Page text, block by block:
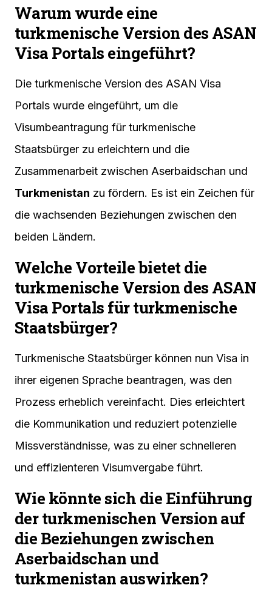
Warum wurde eine
turkmenische Version des ASAN
Visa Portals eingeführt?
Die turkmenische Version des ASAN Visa
Portals wurde eingeführt, um die
Visumbeantragung für turkmenische
Staatsbürger zu erleichtern und die
Zusammenarbeit zwischen Aserbaidschan und
Turkmenistan zu fördern. Es ist ein Zeichen für
die wachsenden Beziehungen zwischen den
beiden Ländern.
Welche Vorteile bietet die
turkmenische Version des ASAN
Visa Portals für turkmenische
Staatsbürger?
Turkmenische Staatsbürger können nun Visa in
ihrer eigenen Sprache beantragen, was den
Prozess erheblich vereinfacht. Dies erleichtert
die Kommunikation und reduziert potenzielle
Missverständnisse, was zu einer schnelleren
und effizienteren Visumvergabe führt.
Wie könnte sich die Einführung
der turkmenischen Version auf
die Beziehungen zwischen
Aserbaidschan und
turkmenistan auswirken?